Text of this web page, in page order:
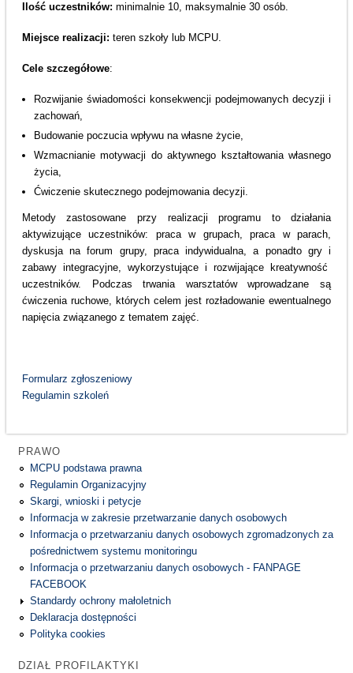
Ilość uczestników: minimalnie 10, maksymalnie 30 osób.
Miejsce realizacji: teren szkoły lub MCPU.
Cele szczegółowe:
Rozwijanie świadomości konsekwencji podejmowanych decyzji i
zachowań,
Budowanie poczucia wpływu na własne życie,
Wzmacnianie motywacji do aktywnego kształtowania własnego
życia,
Ćwiczenie skutecznego podejmowania decyzji.
Metody zastosowane przy realizacji programu to działania
aktywizujące uczestników: praca w grupach, praca w parach,
dyskusja na forum grupy, praca indywidualna, a ponadto gry i
zabawy integracyjne, wykorzystujące i rozwijające kreatywność
uczestników. Podczas trwania warsztatów wprowadzane są
ćwiczenia ruchowe, których celem jest rozładowanie ewentualnego
napięcia związanego z tematem zajęć.
Formularz zgłoszeniowy
Regulamin szkoleń
PRAWO
MCPU podstawa prawna
Regulamin Organizacyjny
Skargi, wnioski i petycje
Informacja w zakresie przetwarzanie danych osobowych
Informacja o przetwarzaniu danych osobowych zgromadzonych za
pośrednictwem systemu monitoringu
Informacja o przetwarzaniu danych osobowych - FANPAGE
FACEBOOK
Standardy ochrony małoletnich
Deklaracja dostępności
Polityka cookies
DZIAŁ PROFILAKTYKI